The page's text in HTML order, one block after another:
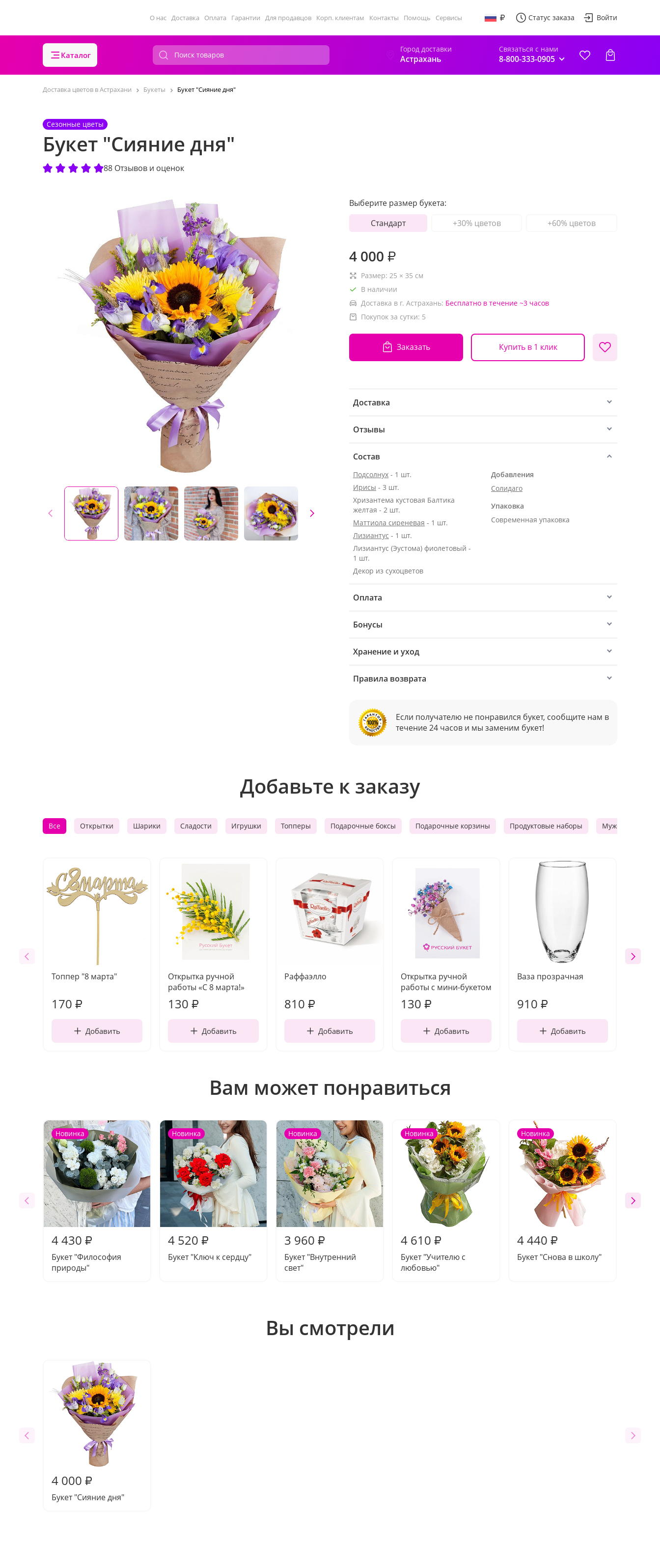
О нас Доставка Оплата Гарантии Для продавцов Корп. клиентам Контакты Помощь Сервисы Статус заказа Войти
Каталог
Город доставки
Астрахань
Связаться с нами
8-800-333-0905
Доставка цветов в Астрахани Букеты Букет "Сияние дня"
Сезонные цветы
Букет "Сияние дня"
88 Отзывов и оценок
Выберите размер букета:
Стандарт
+30% цветов +60% цветов
4 000 ₽
Размер: 25 × 35 см
В наличии
Доставка в г. Астрахань: Бесплатно в течение ~3 часов
Покупок за сутки: 5
Заказать Купить в 1 клик
Доставка
Отзывы
Состав
Подсолнух - 1 шт.
Ирисы - 3 шт.
Хризантема кустовая Балтика
желтая - 2 шт.
Маттиола сиреневая - 1 шт.
Лизиантус - 1 шт.
Лизиантус (Эустома) фиолетовый -
1 шт.
Декор из сухоцветов
Добавления
Солидаго
Упаковка
Современная упаковка
Оплата
Бонусы
Хранение и уход
Правила возврата
Если получателю не понравился букет, сообщите нам в
течение 24 часов и мы заменим букет!
Добавьте к заказу
Все Открытки Шарики Сладости Игрушки Топперы Подарочные боксы Подарочные корзины Продуктовые наборы Мужские
Топпер "8 марта"
170 ₽
Добавить
Открытка ручной
работы «С 8 марта!»
130 ₽
Добавить
Раффаэлло
810 ₽
Добавить
Открытка ручной
работы с мини-букетом
130 ₽
Добавить
Ваза прозрачная
910 ₽
Добавить
Вам может понравиться
Новинка
4 430 ₽
Букет "Философия
природы"
Новинка
4 520 ₽
Букет "Ключ к сердцу"
Новинка
3 960 ₽
Букет "Внутренний
свет"
Новинка
4 610 ₽
Букет "Учителю с
любовью"
Новинка
4 440 ₽
Букет "Снова в школу"
Вы смотрели
4 000 ₽
Букет "Сияние дня"